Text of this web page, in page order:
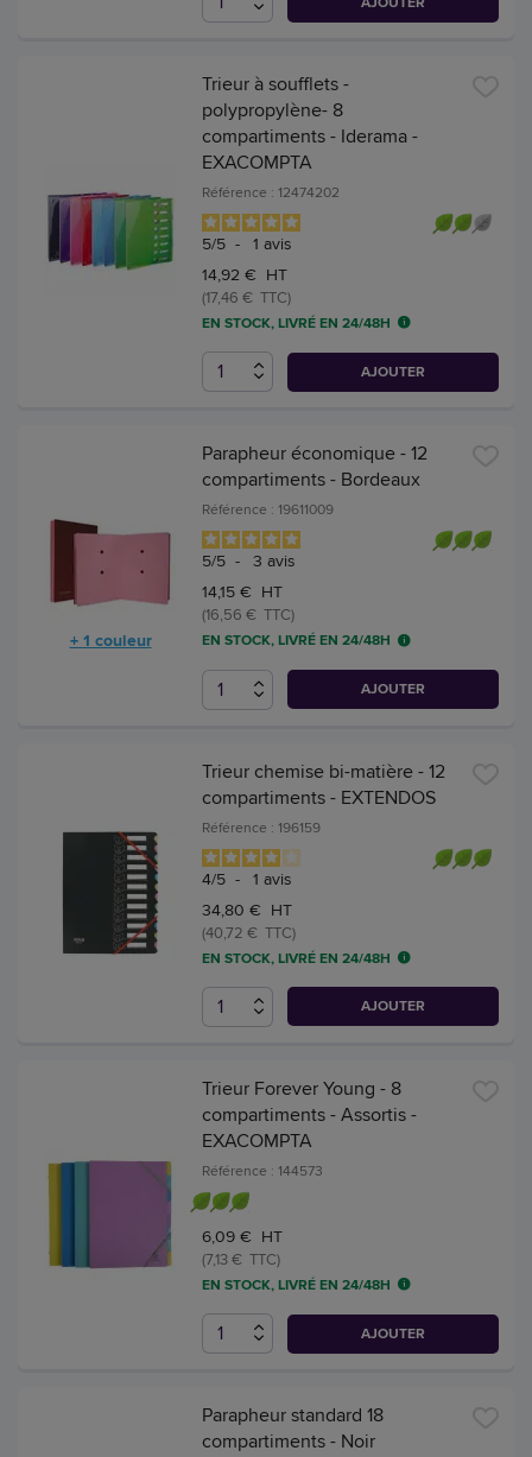
Trieur à soufflets -
polypropylène- 8
compartiments - Iderama -
EXACOMPTA
Référence : 12474202
5/5 - 1 avis
14,92 € HT
(17,46 € TTC)
EN STOCK, LIVRÉ EN 24/48H
AJOUTER
+ 1 couleur
Parapheur économique - 12
compartiments - Bordeaux
Référence : 19611009
5/5 - 3 avis
14,15 € HT
(16,56 € TTC)
EN STOCK, LIVRÉ EN 24/48H
AJOUTER
Trieur chemise bi-matière - 12
compartiments - EXTENDOS
Référence : 196159
4/5 - 1 avis
34,80 € HT
(40,72 € TTC)
EN STOCK, LIVRÉ EN 24/48H
AJOUTER
Trieur Forever Young - 8
compartiments - Assortis -
EXACOMPTA
Référence : 144573
6,09 € HT
(7,13 € TTC)
EN STOCK, LIVRÉ EN 24/48H
AJOUTER
Parapheur standard 18
compartiments - Noir